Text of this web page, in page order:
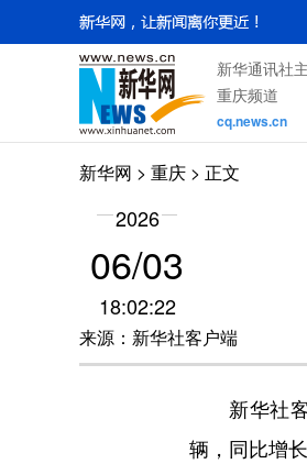
新华通讯社
重庆频道
cq.news.cn
新华网 > 重庆 > 正文
2026
06/03
18:02:22
来源：新华社客户端
新华社客
辆，同比增